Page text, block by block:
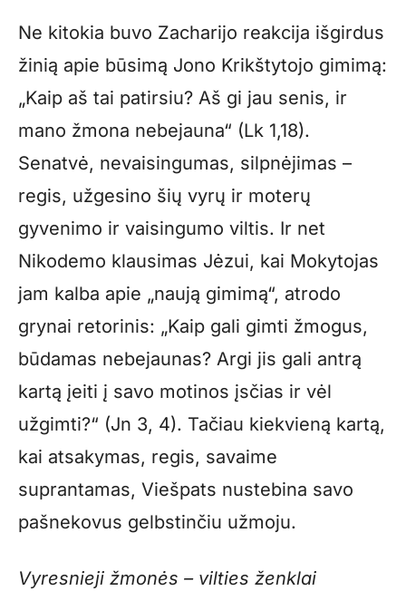
Ne kitokia buvo Zacharijo reakcija išgirdus
žinią apie būsimą Jono Krikštytojo gimimą:
„Kaip aš tai patirsiu? Aš gi jau senis, ir
mano žmona nebejauna“ (Lk 1,18).
Senatvė, nevaisingumas, silpnėjimas –
regis, užgesino šių vyrų ir moterų
gyvenimo ir vaisingumo viltis. Ir net
Nikodemo klausimas Jėzui, kai Mokytojas
jam kalba apie „naują gimimą“, atrodo
grynai retorinis: „Kaip gali gimti žmogus,
būdamas nebejaunas? Argi jis gali antrą
kartą įeiti į savo motinos įsčias ir vėl
užgimti?“ (Jn 3, 4). Tačiau kiekvieną kartą,
kai atsakymas, regis, savaime
suprantamas, Viešpats nustebina savo
pašnekovus gelbstinčiu užmoju.
Vyresnieji žmonės – vilties ženklai